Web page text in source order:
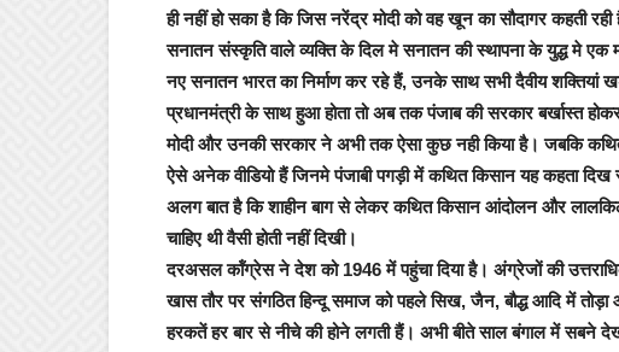
ही नहीं हो सका है कि जिस नरेंद्र मोदी को वह खून का सौदागर कहती
सनातन संस्कृति वाले व्यक्ति के दिल मे सनातन की स्थापना के युद्ध मे एक
नए सनातन भारत का निर्माण कर रहे हैं, उनके साथ सभी दैवीय शक्तियां
प्रधानमंत्री के साथ हुआ होता तो अब तक पंजाब की सरकार बर्खास्त होकर
मोदी और उनकी सरकार ने अभी तक ऐसा कुछ नही किया है। जबकि
ऐसे अनेक वीडियो हैं जिनमे पंजाबी पगड़ी में कथित किसान यह कहता
अलग बात है कि शाहीन बाग से लेकर कथित किसान आंदोलन और
चाहिए थी वैसी होती नहीं दिखी।
दरअसल कॉंग्रेस ने देश को 1946 में पहुंचा दिया है। अंग्रेजों की
खास तौर पर संगठित हिन्दू समाज को पहले सिख, जैन, बौद्ध आदि में
हरकतें हर बार से नीचे की होने लगती हैं। अभी बीते साल बंगाल में सबने